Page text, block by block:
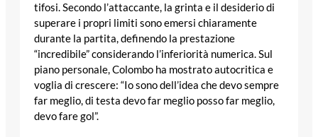
tifosi. Secondo l’attaccante, la grinta e il desiderio di
superare i propri limiti sono emersi chiaramente
durante la partita, definendo la prestazione
“incredibile” considerando l’inferiorità numerica. Sul
piano personale, Colombo ha mostrato autocritica e
voglia di crescere: “Io sono dell’idea che devo sempre
far meglio, di testa devo far meglio posso far meglio,
devo fare gol”.